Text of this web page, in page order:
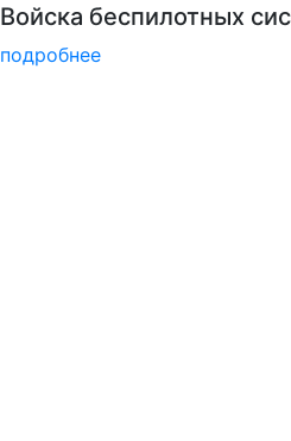
Детали программы
подробнее